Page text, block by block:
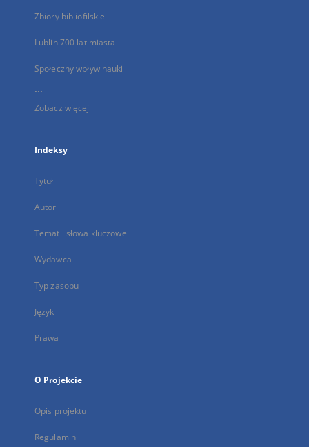
Zbiory bibliofilskie
Lublin 700 lat miasta
Społeczny wpływ nauki
...
Zobacz więcej
Indeksy
Tytuł
Autor
Temat i słowa kluczowe
Wydawca
Typ zasobu
Język
Prawa
O Projekcie
Opis projektu
Regulamin